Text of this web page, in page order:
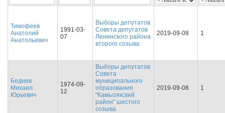
Тимофеев
Анатолий
Анатольевич
1991-03-
07
Выборы депутатов
Совета депутатов
Ленинского района
второго созыва
2019-09-08 1
Беднев
Михаил
Юрьевич
1974-09-
12
Выборы депутатов
Совета
муниципального
образования
"Камызякский
район" шестого
созыва
2019-09-08 1